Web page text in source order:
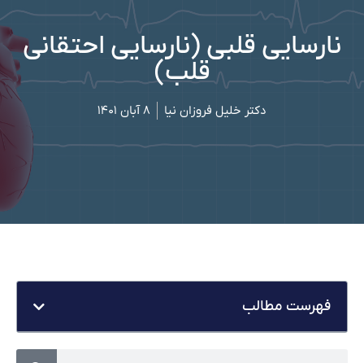
نارسایی قلبی (نارسایی احتقانی
قلب)
دکتر خلیل فروزان نیا ۸ آبان ۱۴۰۱
فهرست مطالب